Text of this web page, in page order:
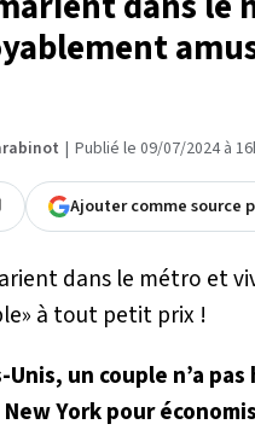
Publié le 09/07/2024 à
Ajouter comme source
Unis, un couple n’a
York pour